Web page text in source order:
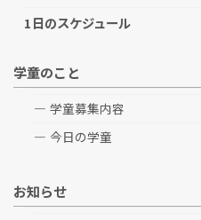
1日のスケジュール
学童のこと
学童募集内容
今日の学童
お知らせ